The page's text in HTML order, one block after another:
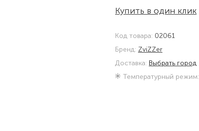
Купить в один клик
Код товара: 02061
Бренд: ZviZZer
Доставка: Выбрать город
Температурный режим: